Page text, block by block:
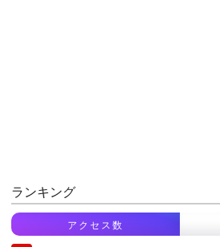
ランキング
アクセス数